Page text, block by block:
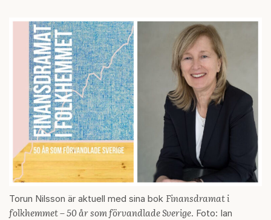
Torun Nilsson är aktuell med sina bok Finansdramat i
folkhemmet – 50 år som förvandlade Sverige. Foto: Ian